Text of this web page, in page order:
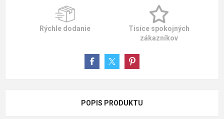
Rýchle dodanie
Tisíce spokojných
zákazníkov
POPIS PRODUKTU